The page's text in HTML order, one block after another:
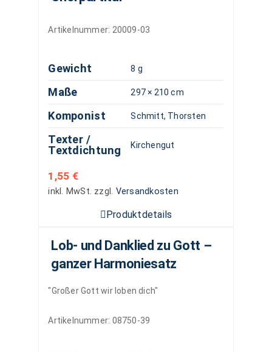
Artikelnummer: 20009-03
Gewicht 8 g
Maße 297 × 210 cm
Komponist Schmitt, Thorsten
Texter /
Textdichtung
Kirchengut
1,55 €
inkl. MwSt. zzgl. Versandkosten
Produktdetails
Lob- und Danklied zu Gott –
ganzer Harmoniesatz
"Großer Gott wir loben dich"
Artikelnummer: 08750-39